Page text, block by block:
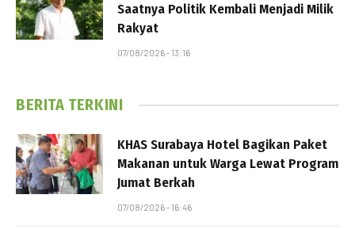
Saatnya Politik Kembali Menjadi Milik
Rakyat
07/08/2026 - 13:16
BERITA TERKINI
KHAS Surabaya Hotel Bagikan Paket
Makanan untuk Warga Lewat Program
Jumat Berkah
07/08/2026 - 16:46